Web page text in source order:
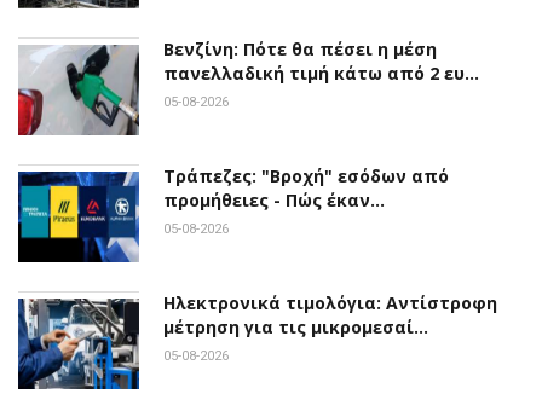
Βενζίνη: Πότε θα πέσει η μέση
πανελλαδική τιμή κάτω από 2 ευ…
05-08-2026
Τράπεζες: "Βροχή" εσόδων από
προμήθειες - Πώς έκαν…
05-08-2026
Ηλεκτρονικά τιμολόγια: Αντίστροφη
μέτρηση για τις μικρομεσαί…
05-08-2026